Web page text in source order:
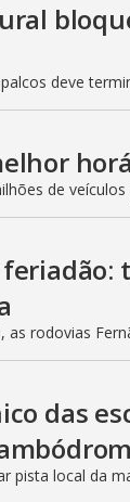
deve
de
as rodovias
das
pista local da